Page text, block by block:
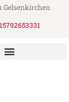
Gelsenkirchen